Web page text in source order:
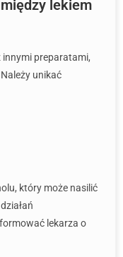
lekiem
innymi preparatami,
unikać
który może nasilić
lekarza o